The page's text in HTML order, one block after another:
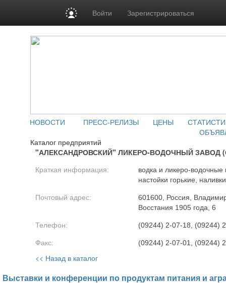
Войти Зарегистрироваться
НОВОСТИ ПРЕСС-РЕЛИЗЫ ЦЕНЫ
Каталог предприятий
"АЛЕКСАНДРОВСКИЙ" ЛИКЕРО-ВОДОЧНЫЙ ЗАВОД
Краткая информация:
водка и ликеро-
настойки горькие,
Почтовый адрес:
601600, Россия,
Восстания 1905 года, 6
Телефон: (09244) 2-07-18, (09244)
Факс: (09244) 2-07-01, (09244)
<< Назад в каталог
Выставки и конференции по продуктам питания и